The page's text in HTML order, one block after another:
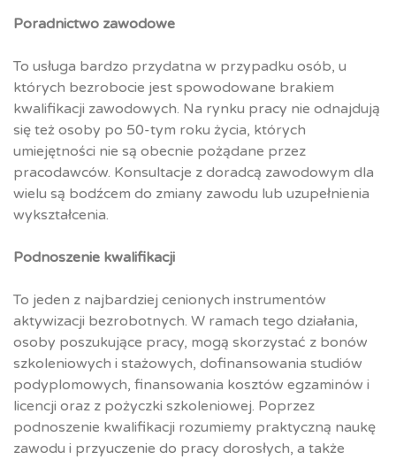
Poradnictwo zawodowe
To usługa bardzo przydatna w przypadku osób, u
których bezrobocie jest spowodowane brakiem
kwalifikacji zawodowych. Na rynku pracy nie odnajdują
się też osoby po 50-tym roku życia, których
umiejętności nie są obecnie pożądane przez
pracodawców. Konsultacje z doradcą zawodowym dla
wielu są bodźcem do zmiany zawodu lub uzupełnienia
wykształcenia.
Podnoszenie kwalifikacji
To jeden z najbardziej cenionych instrumentów
aktywizacji bezrobotnych. W ramach tego działania,
osoby poszukujące pracy, mogą skorzystać z bonów
szkoleniowych i stażowych, dofinansowania studiów
podyplomowych, finansowania kosztów egzaminów i
licencji oraz z pożyczki szkoleniowej. Poprzez
podnoszenie kwalifikacji rozumiemy praktyczną naukę
zawodu i przyuczenie do pracy dorosłych, a także